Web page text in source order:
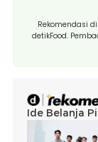
Rekomendasi
detikFood.